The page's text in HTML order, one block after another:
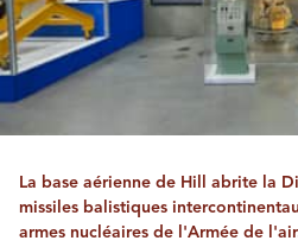
La base aérienne de Hill abrite la
missiles balistiques
armes nucléaires de l'Armée de